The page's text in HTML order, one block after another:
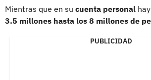
Mientras que en su cuenta personal
3.5 millones hasta los 8 millones de
PUBLICIDAD